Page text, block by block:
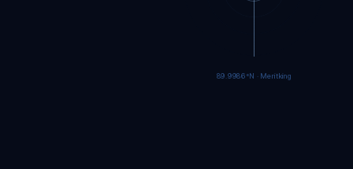
89.9983°N · Meritking